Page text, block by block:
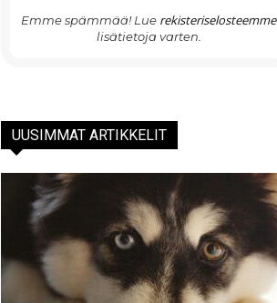
Emme spämmää! Lue rekisteriselosteemme
lisätietoja varten.
UUSIMMAT ARTIKKELIT